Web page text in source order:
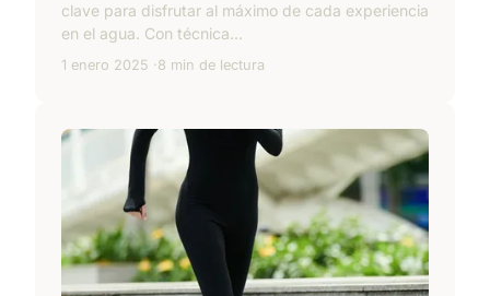
clave para disfrutar al máximo de cada experiencia
en el agua. Con técnica...
1 enero 2025 8 min de lectura